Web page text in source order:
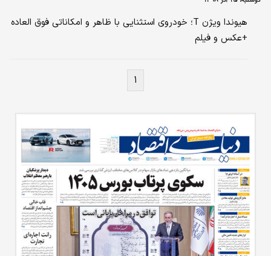
هیوندا ویژن T؛ خودروی استثنایی با ظاهر و امکاناتی فوق العاده
+عکس و فیلم
۱